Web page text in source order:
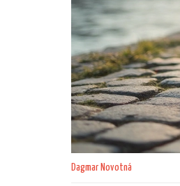
Dagmar Novotná